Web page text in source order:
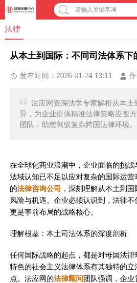
请输入关键字词
法律
从本土到国际：不同司法体系下
发布时间：2026-01-24 13:11 作
法应网资深法学专家解析从本土
异，为企业提供精准法律策略应变
团队，助您驾驭复杂跨国法律环境
在全球化商业浪潮中，企业面临的挑
法域认知已不足以应对复杂的国际运营
的法律咨询公司 ，深刻理解从本土到
风险与机遇。企业必须认识到，法律不
更是事前布局的战略核心。
理解根基：本土司法体系的深度剖析
任何国际战略的起点，都是对母国法
特色的社会主义法律体系有其独特的
点。法应网的法律顾问团队强调，企